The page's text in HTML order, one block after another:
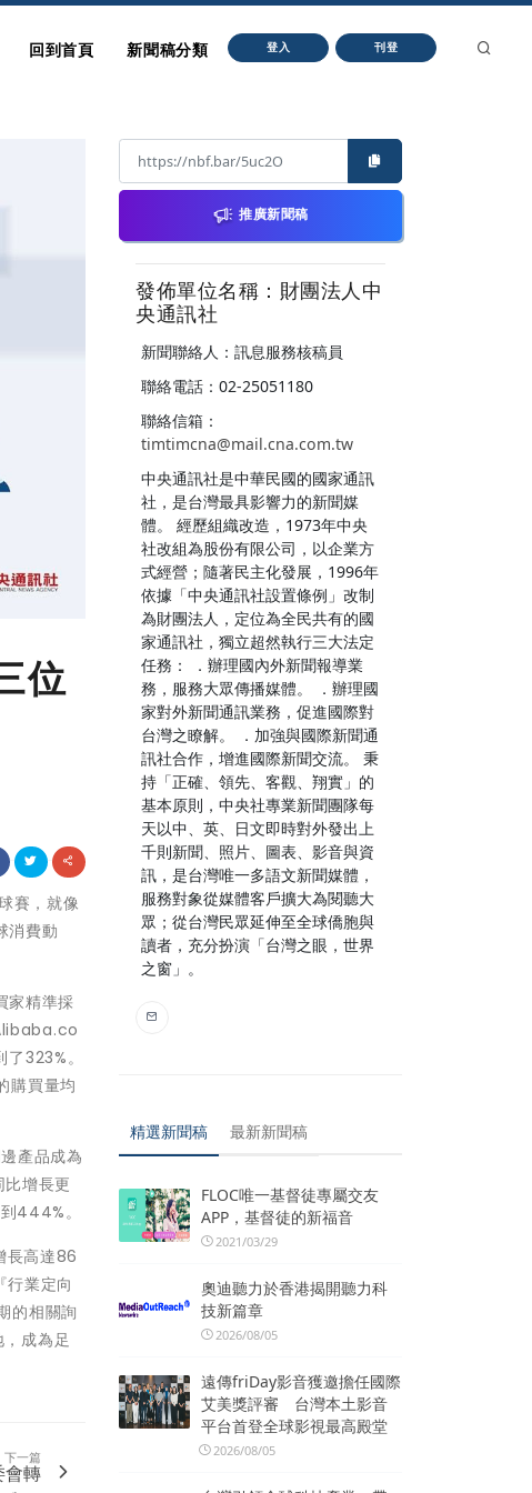
回到首頁 新聞稿分類 登入 刊登
位
賽，就像
消費動
家精準採
323%。
購買量均
產品成為
增長更
444%。
長高達86
業定向
的相關詢
成為足
下一篇
會轉
推廣新聞稿
發佈單位名稱：財團法人中
央通訊社
新聞聯絡人：訊息服務核稿員
聯絡電話：02-25051180
聯絡信箱：
timtimcna@mail.cna.com.tw
中央通訊社是中華民國的國家通訊
社，是台灣最具影響力的新聞媒
體。 經歷組織改造，1973年中央
社改組為股份有限公司，以企業方
式經營；隨著民主化發展，1996年
依據「中央通訊社設置條例」改制
為財團法人，定位為全民共有的國
家通訊社，獨立超然執行三大法定
任務： ．辦理國內外新聞報導業
務，服務大眾傳播媒體。 ．辦理國
家對外新聞通訊業務，促進國際對
台灣之瞭解。 ．加強與國際新聞通
訊社合作，增進國際新聞交流。 秉
持「正確、領先、客觀、翔實」的
基本原則，中央社專業新聞團隊每
天以中、英、日文即時對外發出上
千則新聞、照片、圖表、影音與資
訊，是台灣唯一多語文新聞媒體，
服務對象從媒體客戶擴大為閱聽大
眾；從台灣民眾延伸至全球僑胞與
讀者，充分扮演「台灣之眼，世界
之窗」。
精選新聞稿 最新新聞稿
FLOC唯一基督徒專屬交友
APP，基督徒的新福音
2021/03/29
奧迪聽力於香港揭開聽力科
技新篇章
2026/08/05
遠傳friDay影音獲邀擔任國際
艾美獎評審 台灣本土影音
平台首登全球影視最高殿堂
2026/08/05